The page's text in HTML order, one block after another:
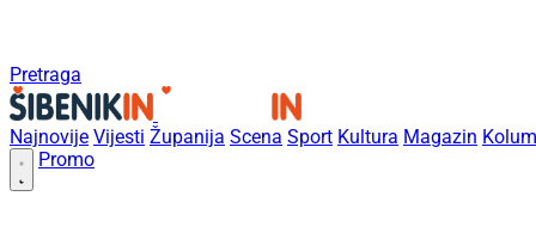
Pretraga
Najnovije Vijesti Županija Scena Sport Kultura Magazin
Promo